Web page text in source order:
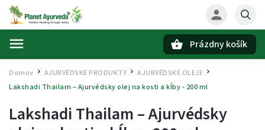
Prázdny košík
Domov AJURVÉDSKE PRODUKTY / AJURVÉDSKE OLEJE /
Lakshadi Thailam – Ajurvédsky olej na kosti a kĺby - 200 ml
Lakshadi Thailam – Ajurvédsky